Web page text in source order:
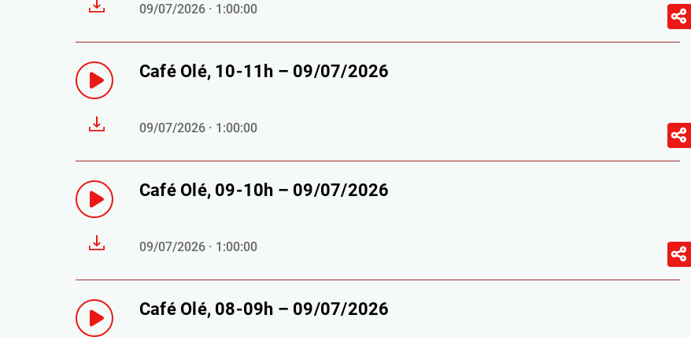
09/07/2026 · 1:00:00
Café Olé, 10-11h – 09/07/2026
09/07/2026 · 1:00:00
Café Olé, 09-10h – 09/07/2026
09/07/2026 · 1:00:00
Café Olé, 08-09h – 09/07/2026